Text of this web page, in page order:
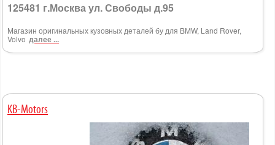
125481 г.Москва ул. Свободы д.95
Магазин оригинальных кузовных деталей бу для BMW, Land Rover,
Volvo далее ...
KB-Motors